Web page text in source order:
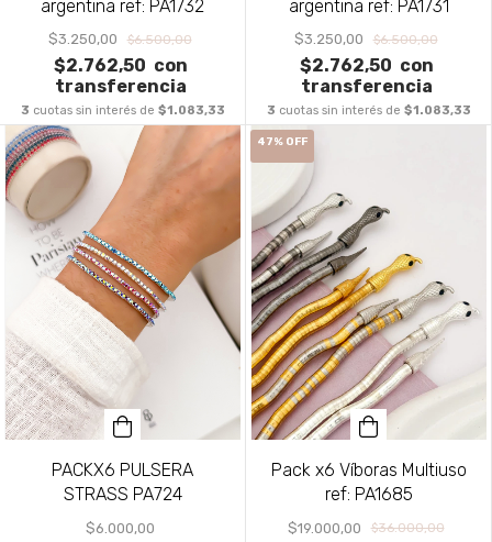
argentina ref: PA1732
$3.250,00 $6.500,00
$2.762,50 con
transferencia
3 cuotas sin interés de $1.083,33
argentina ref: PA1731
$3.250,00 $6.500,00
$2.762,50 con
transferencia
3 cuotas sin interés de $1.083,33
PACKX6 PULSERA
STRASS PA724
$6.000,00
47% OFF
Pack x6 Víboras Multiuso
ref: PA1685
$19.000,00 $36.000,00